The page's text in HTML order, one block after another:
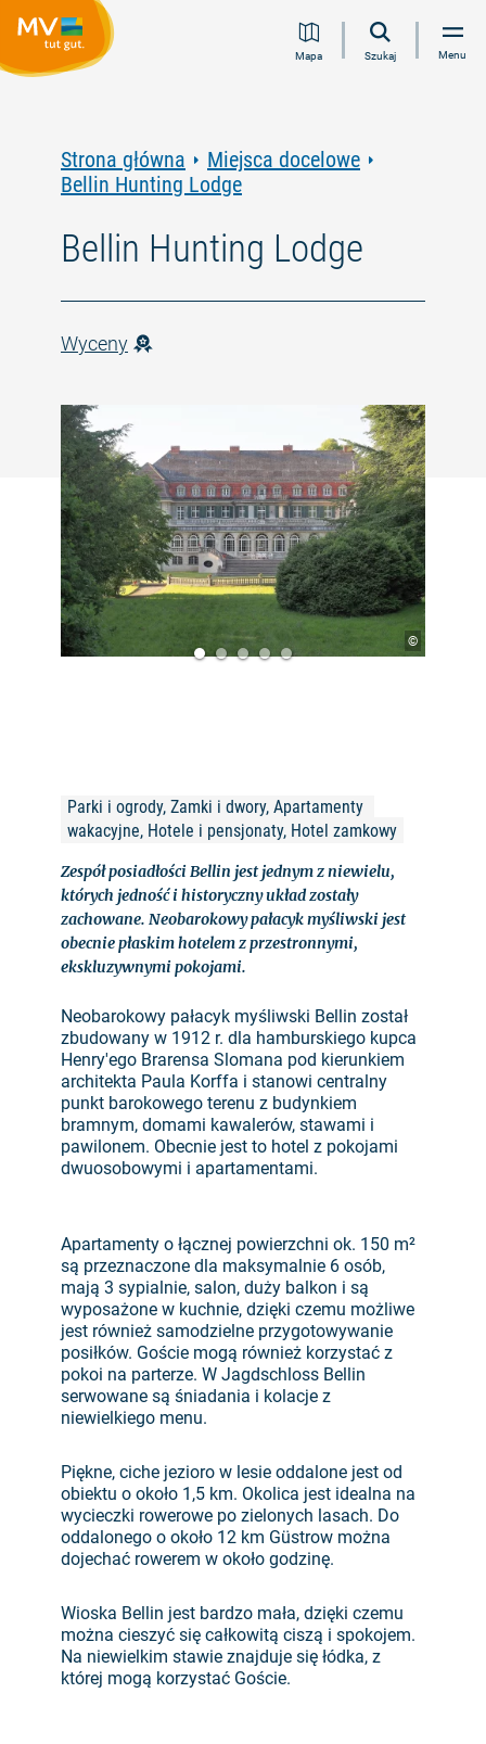
Przejdź
Przejdź
Przejdź
Przejdź
Mapa Szukaj Menu
Strona główna
Miejsca docelowe
Bellin Hunting Lodge
Bellin Hunting Lodge
Wyceny
©
Parki i ogrody, Zamki i dwory, Apartamenty
wakacyjne, Hotele i pensjonaty, Hotel zamkowy
Zespół posiadłości Bellin jest jednym z niewielu,
których jedność i historyczny układ zostały
zachowane. Neobarokowy pałacyk myśliwski jest
obecnie płaskim hotelem z przestronnymi,
ekskluzywnymi pokojami.
Neobarokowy pałacyk myśliwski Bellin został
zbudowany w 1912 r. dla hamburskiego kupca
Henry'ego Brarensa Slomana pod kierunkiem
architekta Paula Korffa i stanowi centralny
punkt barokowego terenu z budynkiem
bramnym, domami kawalerów, stawami i
pawilonem. Obecnie jest to hotel z pokojami
dwuosobowymi i apartamentami.
Apartamenty o łącznej powierzchni ok. 150 m²
są przeznaczone dla maksymalnie 6 osób,
mają 3 sypialnie, salon, duży balkon i są
wyposażone w kuchnie, dzięki czemu możliwe
jest również samodzielne przygotowywanie
posiłków. Goście mogą również korzystać z
pokoi na parterze. W Jagdschloss Bellin
serwowane są śniadania i kolacje z
niewielkiego menu.
Piękne, ciche jezioro w lesie oddalone jest od
obiektu o około 1,5 km. Okolica jest idealna na
wycieczki rowerowe po zielonych lasach. Do
oddalonego o około 12 km Güstrow można
dojechać rowerem w około godzinę.
Wioska Bellin jest bardzo mała, dzięki czemu
można cieszyć się całkowitą ciszą i spokojem.
Na niewielkim stawie znajduje się łódka, z
której mogą korzystać Goście.